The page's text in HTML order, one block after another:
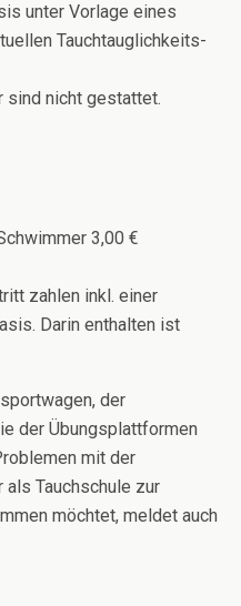
unter Vorlage eines
Tauchtauglichkeits-
sind nicht gestattet.
3,00 €
zahlen inkl. einer
Darin enthalten ist
der
der Übungsplattformen
mit der
als Tauchschule zur
möchtet, meldet auch